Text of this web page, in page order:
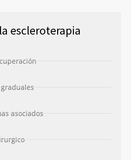
escleroterapia
asociados